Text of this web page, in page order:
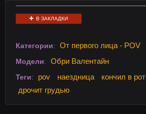
В ЗАКЛАДКИ
Категории: От первого лица - POV
Модели: Обри Валентайн
Теги: pov наездница
кончил в рот
дрочит грудью